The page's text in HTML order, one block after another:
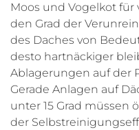
Moos und Vogelkot
den Grad der
des Daches von
desto hartnäckiger
Ablagerungen auf der
Gerade Anlagen auf
unter 15 Grad müssen
der